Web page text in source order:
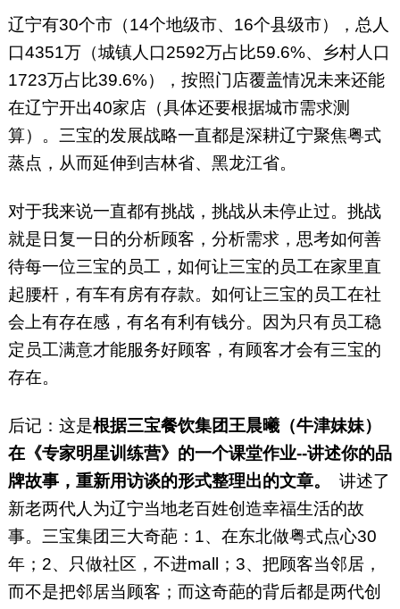
辽宁有30个市（14个地级市、16个县级市），总人
口4351万（城镇人口2592万占比59.6%、乡村人口
1723万占比39.6%），按照门店覆盖情况未来还能
在辽宁开出40家店（具体还要根据城市需求测
算）。三宝的发展战略一直都是深耕辽宁聚焦粤式
蒸点，从而延伸到吉林省、黑龙江省。
对于我来说一直都有挑战，挑战从未停止过。挑战
就是日复一日的分析顾客，分析需求，思考如何善
待每一位三宝的员工，如何让三宝的员工在家里直
起腰杆，有车有房有存款。如何让三宝的员工在社
会上有存在感，有名有利有钱分。因为只有员工稳
定员工满意才能服务好顾客，有顾客才会有三宝的
存在。
后记：这是根据三宝餐饮集团王晨曦（牛津妹妹）
在《专家明星训练营》的一个课堂作业--讲述你的品
牌故事，重新用访谈的形式整理出的文章。 讲述了
新老两代人为辽宁当地老百姓创造幸福生活的故
事。三宝集团三大奇葩：1、在东北做粤式点心30
年；2、只做社区，不进mall；3、把顾客当邻居，
而不是把邻居当顾客；而这奇葩的背后都是两代创